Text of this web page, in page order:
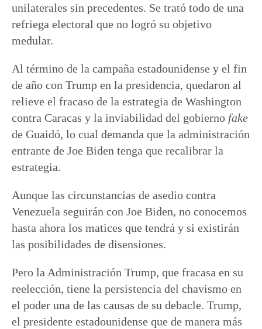
unilaterales sin precedentes. Se trató todo de una
refriega electoral que no logró su objetivo
medular.
Al término de la campaña estadounidense y el fin
de año con Trump en la presidencia, quedaron al
relieve el fracaso de la estrategia de Washington
contra Caracas y la inviabilidad del gobierno fake
de Guaidó, lo cual demanda que la administración
entrante de Joe Biden tenga que recalibrar la
estrategia.
Aunque las circunstancias de asedio contra
Venezuela seguirán con Joe Biden, no conocemos
hasta ahora los matices que tendrá y si existirán
las posibilidades de disensiones.
Pero la Administración Trump, que fracasa en su
reelección, tiene la persistencia del chavismo en
el poder una de las causas de su debacle. Trump,
el presidente estadounidense que de manera más